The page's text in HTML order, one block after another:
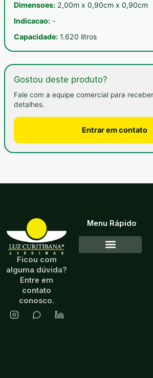
Dimensoes: 2,00m x 0,90cm x 0,90cm
Indicacao: -
Capacidade: 1.620 litros
Gostou deste produto?
Fale com a equipe comercial para
detalhes.
Entrar em contato
Ficou com
alguma dúvida?
Entre em
contato
conosco.
Menu Rápido